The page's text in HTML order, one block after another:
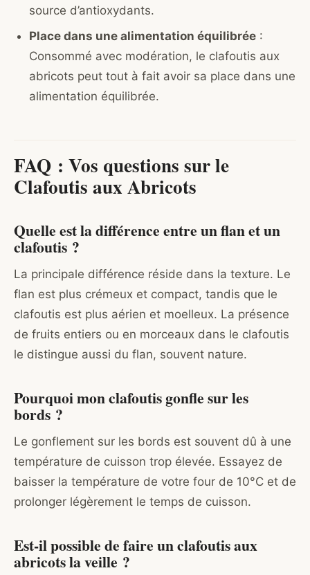
source d’antioxydants.
Place dans une alimentation équilibrée :
Consommé avec modération, le clafoutis aux
abricots peut tout à fait avoir sa place dans une
alimentation équilibrée.
FAQ : Vos questions sur le
Clafoutis aux Abricots
Quelle est la différence entre un flan et un
clafoutis ?
La principale différence réside dans la texture. Le
flan est plus crémeux et compact, tandis que le
clafoutis est plus aérien et moelleux. La présence
de fruits entiers ou en morceaux dans le clafoutis
le distingue aussi du flan, souvent nature.
Pourquoi mon clafoutis gonfle sur les
bords ?
Le gonflement sur les bords est souvent dû à une
température de cuisson trop élevée. Essayez de
baisser la température de votre four de 10°C et de
prolonger légèrement le temps de cuisson.
Est-il possible de faire un clafoutis aux
abricots la veille ?